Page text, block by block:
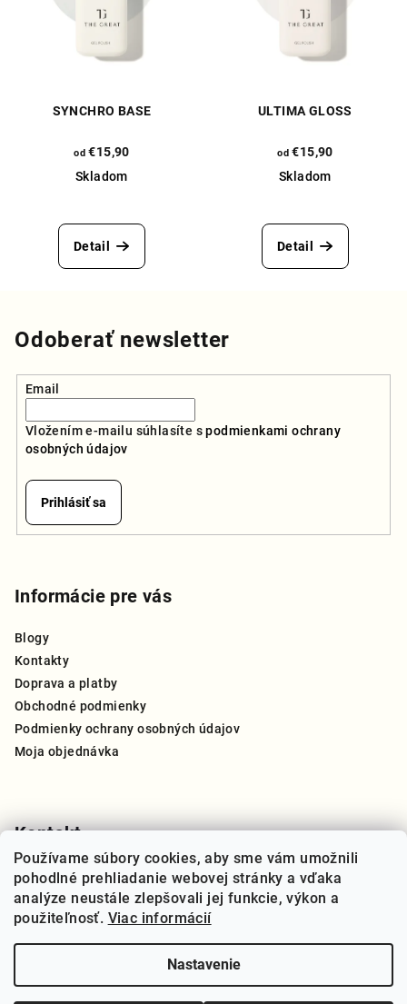
Používame súbory cookies, aby sme vám umožnili
pohodlné prehliadanie webovej stránky a vďaka
analýze neustále zlepšovali jej funkcie, výkon a
použiteľnosť. Viac informácií
Nastavenie
SYNCHRO BASE
od €15,90
Skladom
hodnotenie
produktu
hviezdičiek.
Detail
ULTIMA GLOSS
od €15,90
Skladom
hodnotenie
produktu
Detail
Odoberať newsletter
Email
Vložením e-mailu súhlasíte spodmienkami ochrany
osobných údajov
Prihlásiť sa
Informácie pre vás
Blogy
Kontakty
Doprava a platby
Obchodné podmienky
Podmienky ochrany osobných údajov
Moja objednávka
Kontakt
info@thegreat.sk
+421 910 909 270